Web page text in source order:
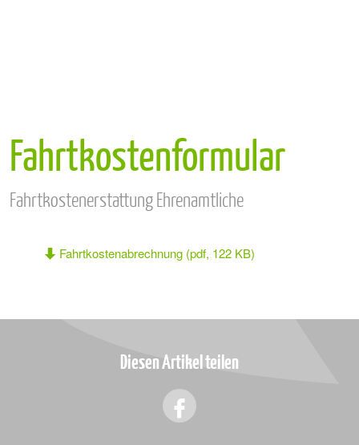
Fahrtkostenformular
Fahrtkostenerstattung Ehrenamtliche
Fahrtkostenabrechnung (pdf, 122 KB)
Diesen Artikel teilen